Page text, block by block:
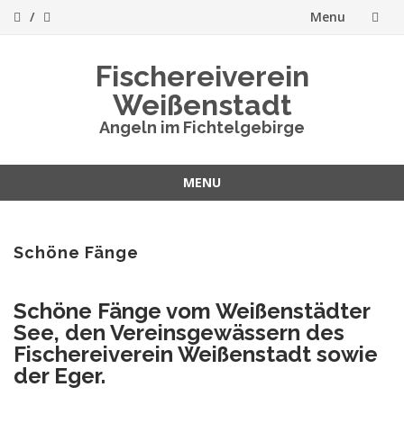
Menu
Fischereiverein
Weißenstadt
Angeln im Fichtelgebirge
MENU
content
Schöne Fänge
Schöne Fänge vom Weißenstädter
See, den Vereinsgewässern des
Fischereiverein Weißenstadt sowie
der Eger.